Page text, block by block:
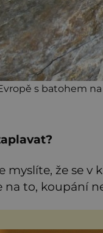
s batohem
myslíte, že se v
na to, koupání